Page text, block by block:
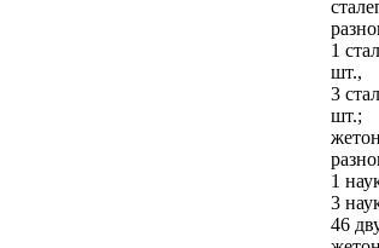
1
шт.,
3
шт.;
1
3
46